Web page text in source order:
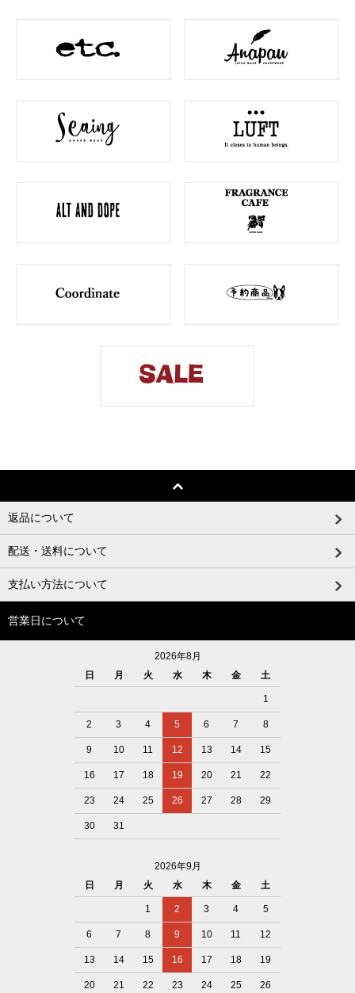
返品について
配送・送料について
支払い方法について
営業日について
2026年8月
日
月 火 水 木 金 土
1
2 3 4 5 6 7 8
9 10 11 12 13 14 15
16 17 18 19 20 21 22
23 24 25 26 27 28 29
30 31
2026年9月
日
月 火 水 木 金 土
1 2 3 4 5
6 7 8 9 10 11 12
13 14 15 16 17 18 19
20 21 22 23 24 25 26